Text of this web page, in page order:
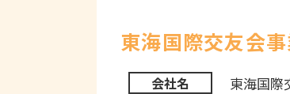
東海国際交友会
会社名 東海国際